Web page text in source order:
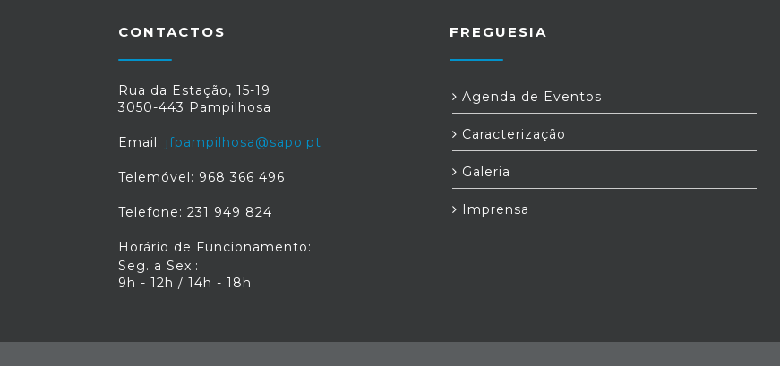
CONTACTOS
Rua da Estação, 15-19
3050-443 Pampilhosa
Email: jfpampilhosa@sapo.pt
Telemóvel: 968 366 496
Telefone: 231 949 824
Horário de Funcionamento:
Seg. a Sex.:
9h - 12h / 14h - 18h
FREGUESIA
Agenda de Eventos
Caracterização
Galeria
Imprensa